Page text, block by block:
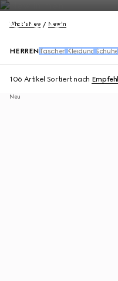
What's New New In
HERREN Taschen Kleidung Schuhe
106 Artikel Sortiert nach
Neu